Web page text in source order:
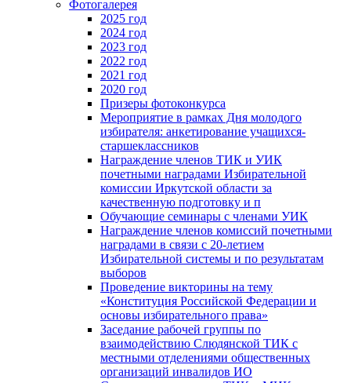
Фотогалерея
2025 год
2024 год
2023 год
2022 год
2021 год
2020 год
Призеры фотоконкурса
Мероприятие в рамках Дня молодого
избирателя: анкетирование учащихся-
старшеклассников
Награждение членов ТИК и УИК
почетными наградами Избирательной
комиссии Иркутской области за
качественную подготовку и п
Обучающие семинары с членами УИК
Награждение членов комиссий почетными
наградами в связи с 20-летием
Избирательной системы и по результатам
выборов
Проведение викторины на тему
«Конституция Российской Федерации и
основы избирательного права»
Заседание рабочей группы по
взаимодействию Слюдянской ТИК с
местными отделениями общественных
организаций инвалидов ИО